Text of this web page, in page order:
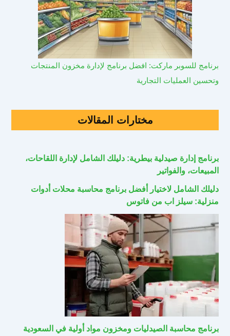
برنامج للسوبر ماركت: افضل برنامج لإدارة مخزون المنتجات
وتحسين العمليات التجارية
مختارات المقالات
برنامج إدارة صيدلية بيطرية: دليلك الشامل لإدارة اللقاحات،
المبيعات، والفواتير
دليلك الشامل لاختيار أفضل برنامج محاسبة محلات أدوات
منزلية: سيلز اب من فاتوس
برنامج محاسبة الصيدليات ومخزون مواد أولية في السعودية